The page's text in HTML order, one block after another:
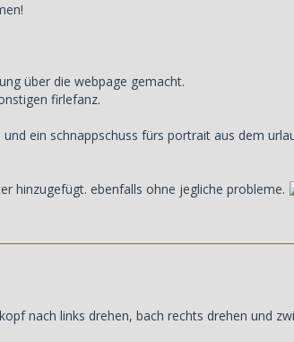
über die webpage gemacht.
firlefanz.
ein schnappschuss fürs portrait aus dem
hinzugefügt. ebenfalls ohne jegliche probleme.
nach links drehen, bach rechts drehen und